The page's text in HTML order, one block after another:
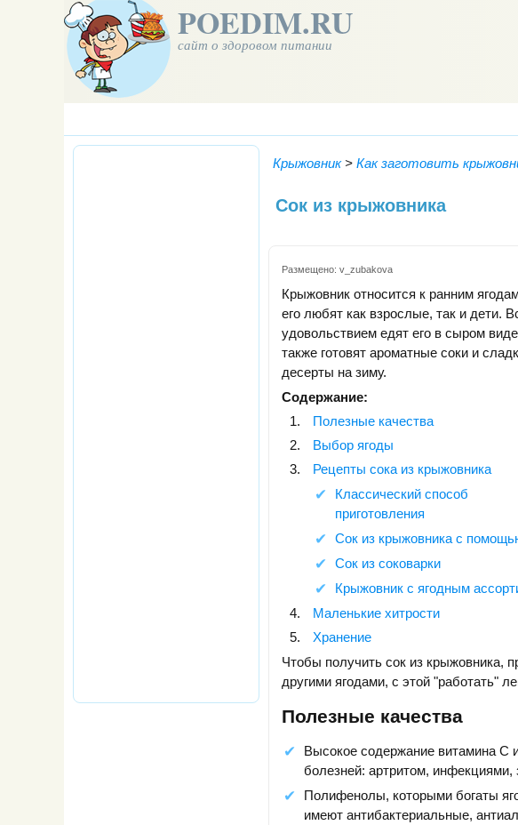
POEDIM.RU
сайт о здоровом питании
Крыжовник> Как заготовить
Сок из крыжовника
Размещено: v_zubakova
Крыжовник относится к ранним
его любят как взрослые, так и дети.
удовольствием едят его в сыром
также готовят ароматные соки и
десерты на зиму.
Содержание:
Полезные качества
Выбор ягоды
Рецепты сока из крыжовника
Классический способ
приготовления
Сок из крыжовника с
Сок из соковарки
Крыжовник с ягодным
Маленькие хитрости
Хранение
Чтобы получить сок из крыжовника,
другими ягодами, с этой "работать"
Полезные качества
Высокое содержание витамина С
болезней: артритом,
Полифенолы, которыми богаты
имеют антибактериальные,